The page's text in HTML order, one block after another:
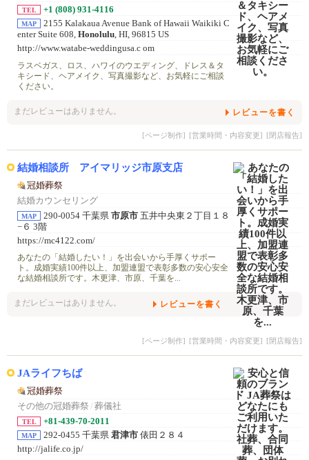
TEL +1 (808) 931-4116
MAP
2155 Kalakaua Avenue Bank of Hawaii Waikiki C
enter Suite 608, Honolulu, HI, 96815 US
http://www.watabe-weddingusa.c om
ラスベガス、ロス、ハワイのウエディング、ドレス＆タ
キシード、ヘアメイク、写真撮影など、お気軽にご相談
ください。
まだレビューはありません。 レビューを書く
[ページ制作] [営業時間・内容変更] [閉店報告]
結婚相談所 アイマリッジ市原支店
冠婚葬祭
結婚カウンセリング
MAP 290-0054 千葉県 市原市 五井中央東２丁目１８
−６ 3階
https://mc4122.com/
あなたの「結婚したい！」を出会いから手厚くサポー
ト。成婚実績100件以上、加盟連盟で表彰多数の安心安全
な結婚相談所です。木更津、市原、千葉を...
まだレビューはありません。 レビューを書く
[ページ制作] [営業時間・内容変更] [閉店報告]
JAライフちば
冠婚葬祭
その他の冠婚葬祭 / 葬儀社
TEL +81-439-70-2011
MAP 292-0455 千葉県 君津市 俵田２８４
http://jalife.co.jp/